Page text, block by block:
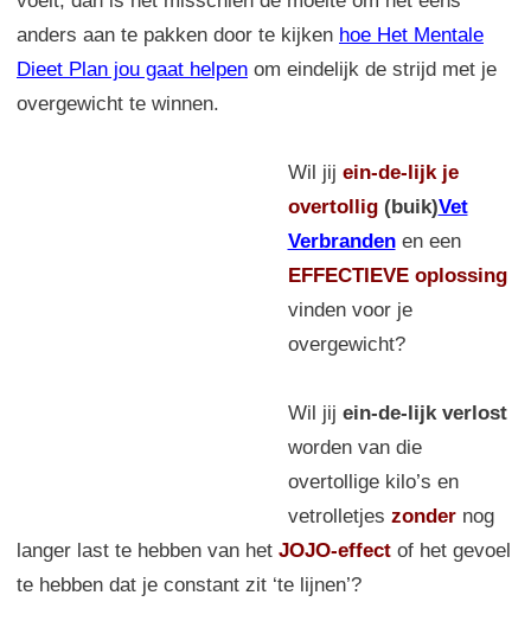
anders aan te pakken door te kijken hoe Het Mentale
Dieet Plan jou gaat helpen om eindelijk de strijd met je
overgewicht te winnen.
Wil jij ein-de-lijk je
overtollig(buik)Vet
Verbranden en een
EFFECTIEVE oplossing
vinden voor je
overgewicht?
Wil jij ein-de-lijk verlost
worden van die
overtollige kilo’s en
vetrolletjes zondernog
langer last te hebben van het JOJO-effect of het gevoel
te hebben dat je constant zit ‘te lijnen’?